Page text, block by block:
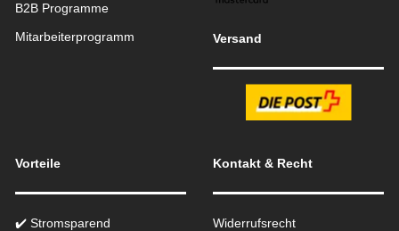
B2B Programme
Mitarbeiterprogramm
Versand
Vorteile
✔️ Stromsparend
Kontakt & Recht
Widerrufsrecht